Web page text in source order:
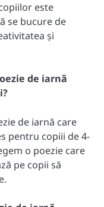
este
se bucure de
și
de iarnă
de iarnă care
pentru copiii de 4-
o poezie care
pe copii să